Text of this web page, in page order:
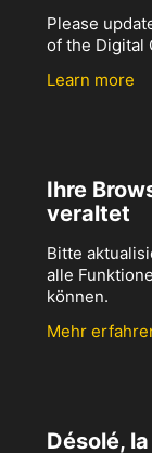
Please
of the Digital
Learn more
Ihre
veraltet
Bitte
alle
können.
Mehr
Désolé,